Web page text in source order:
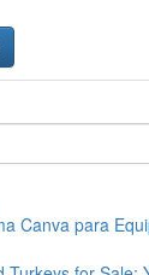
Canva para